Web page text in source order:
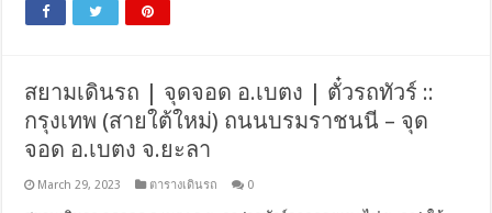
สยามเดินรถ | จุดจอด อ.เบตง | ตั๋วรถทัวร์ ::
กรุงเทพ (สายใต้ใหม่) ถนนบรมราชนนี – จุด
จอด อ.เบตง จ.ยะลา
March 29, 2023 ตารางเดินรถ 0